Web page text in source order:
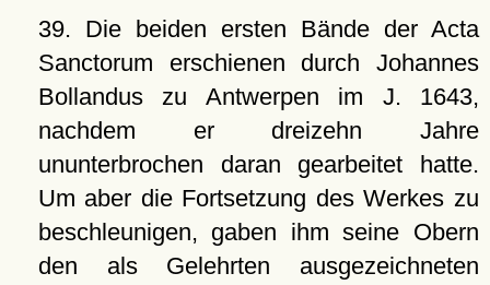
39. Die beiden ersten Bände der Acta
Sanctorum erschienen durch Johannes
Bollandus zu Antwerpen im J. 1643,
nachdem er dreizehn Jahre
ununterbrochen daran gearbeitet hatte.
Um aber die Fortsetzung des Werkes zu
beschleunigen, gaben ihm seine Obern
den als Gelehrten ausgezeichneten